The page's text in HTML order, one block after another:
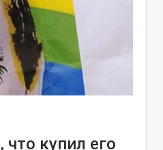
купил его